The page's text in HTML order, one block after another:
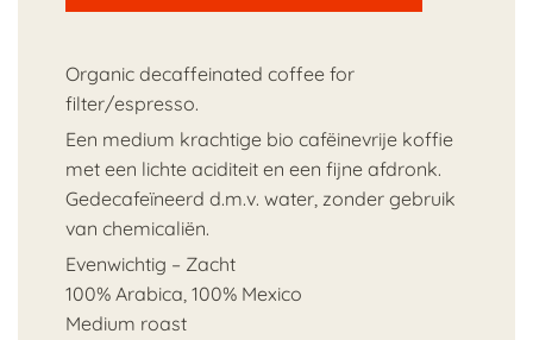
Organic decaffeinated coffee for
filter/espresso.
Een medium krachtige bio cafëinevrije koffie
met een lichte aciditeit en een fijne afdronk.
Gedecafeïneerd d.m.v. water, zonder gebruik
van chemicaliën.
Evenwichtig – Zacht
100% Arabica, 100% Mexico
Medium roast